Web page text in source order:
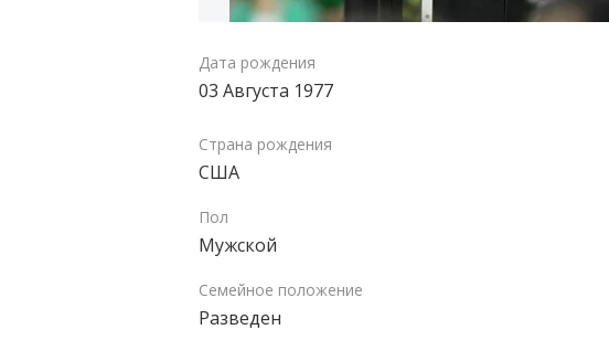
Дата рождения
03 Августа 1977
Страна рождения
США
Пол
Мужской
Семейное положение
Разведен